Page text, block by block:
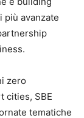
più avanzate
zero
cities, SBE
tematiche